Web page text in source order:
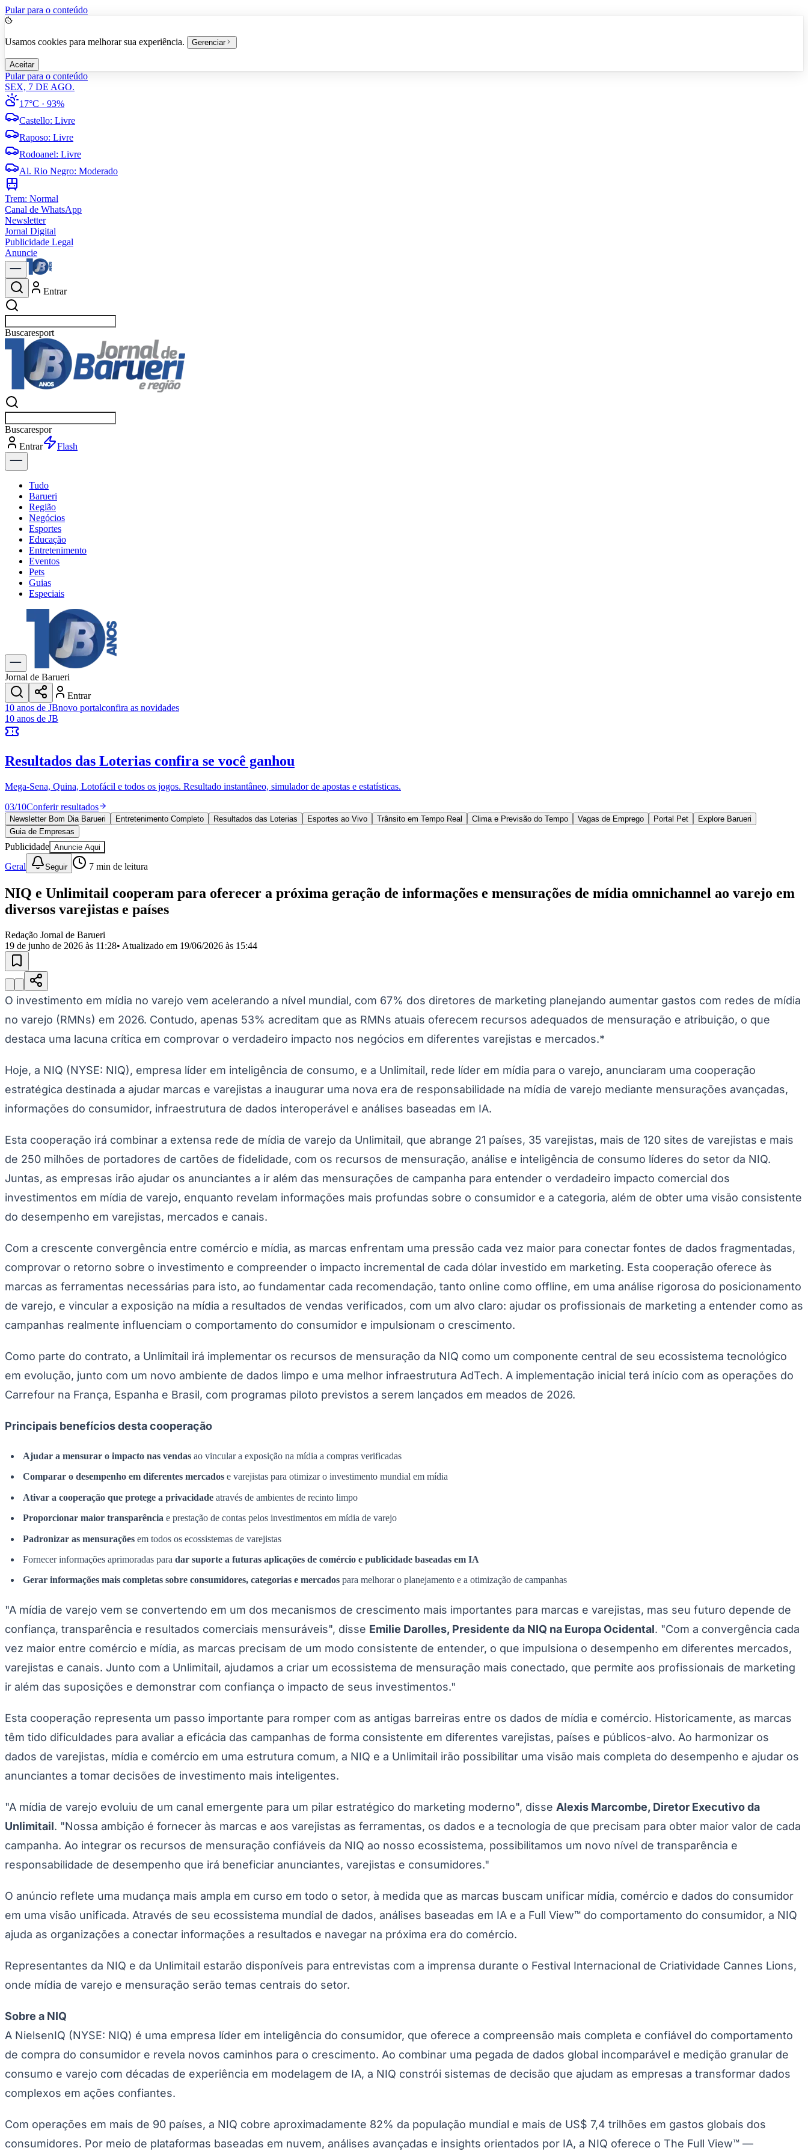
Pular para o conteúdo
Usamos cookies para melhorar sua experiência. Gerenciar
Aceitar
Pular para o conteúdo
SEX, 7 DE AGO.
17°C · 93%
Castello: Livre
Raposo: Livre
Rodoanel: Livre
Al. Rio Negro: Moderado
Trem: Normal
Canal de WhatsApp
Newsletter
Jornal Digital
Publicidade Legal
Anuncie
Entrar
Buscaresportes
Buscaresportes
Entrar
Flash
Tudo
Barueri
Região
Negócios
Esportes
Educação
Entretenimento
Eventos
Pets
Guias
Especiais
Explore Tudo
Últimas Notícias
Previsão do Tempo
Trânsito e Rotas
Dia a Dia & Lazer
Transportes
Gastronomia
Cinema & Shows
JogosNovo
Anuncie no Portal
Cadastrar Empresa
Divulgar Vagas Novo
Publicidade Legal
Política
Eleições
Esportes
Saúde
Segurança
Cultura
Obras
Educação
Selecione sua regiãoPara notícias da sua região
Aldeia Aldeia da Serra
Militar
Itapevi
CristinaJardim Maria HelenaJardim MutingaJardim ParaísoJardim PaulistaJardim Reginalice Jardim São LuísJardim São PedroJardim São SilvestreJardim SilveiraJardim Tupã Jardim TupanciMutingaNova
Parque Imperial Pirapora do Bom Jesus Santana de Parnaíba Silveira Vale do Sol
CondeVila Engenho NovoVila MárciaVila Nossa Sra. da EscadaVila PortoVotupoca
Divulgar VagasNovo
Publicidade Legal
Negócios Regionais
Turismo
Hospitais Estaduais
Parques & Represas
Santana de ParnaíbaOsascoCarapicuíbaJandiraItapeviCotiaPirapora do Bom JesusAraçariguamaCajamar CaieirasFranco da RochaFrancisco MoratoTaboão da SerraEmbu das ArtesSão Roque
Guia de Empresas
Hub de Negócios
Guia Comercial
Selo Verificado
Portal Educacional
Vagas de Emprego
Panorama Econômico
Para Sua Empresa
Anuncie no Portal
Anunciar VagasNovo
Publicidade Legal
NBA
NFL
Fórmula 1
UFC
Tênis (ATP)
NHL
Vôlei
Paulistão
Copa do Brasil
Libertadores
Sul-Americana
Copa América
Champions League
Premier League
La Liga
Corinthians Palmeiras
Jornal de Barueri
Entrar
10 anos de JBnovo portalconfira as novidades
10 anos de JB
Resultados das Loterias confira se você ganhou
Mega-Sena, Quina, Lotofácil e todos os jogos. Resultado instantâneo, simulador de apostas e estatísticas.
03/10Conferir resultados
Newsletter Bom Dia Barueri Entretenimento Completo Resultados das Loterias Esportes ao Vivo Trânsito em Tempo Real Clima e Previsão do Tempo Vagas de Emprego Portal Pet
Explore Barueri
Guia de Empresas
Publicidade Anuncie Aqui
Geral Seguir 7 min de leitura
NIQ e Unlimitail cooperam para oferecer a próxima geração de informações e mensurações de mídia omnichannel ao varejo em
diversos varejistas e países
Redação Jornal de Barueri
19 de junho de 2026 às 11:28• Atualizado em 19/06/2026 às 15:44
O investimento em mídia no varejo vem acelerando a nível mundial, com 67% dos diretores de marketing planejando aumentar gastos com redes de mídia
no varejo (RMNs) em 2026. Contudo, apenas 53% acreditam que as RMNs atuais oferecem recursos adequados de mensuração e atribuição, o que
destaca uma lacuna crítica em comprovar o verdadeiro impacto nos negócios em diferentes varejistas e mercados.*
Hoje, a NIQ (NYSE: NIQ), empresa líder em inteligência de consumo, e a Unlimitail, rede líder em mídia para o varejo, anunciaram uma cooperação
estratégica destinada a ajudar marcas e varejistas a inaugurar uma nova era de responsabilidade na mídia de varejo mediante mensurações avançadas,
informações do consumidor, infraestrutura de dados interoperável e análises baseadas em IA.
Esta cooperação irá combinar a extensa rede de mídia de varejo da Unlimitail, que abrange 21 países, 35 varejistas, mais de 120 sites de varejistas e mais
de 250 milhões de portadores de cartões de fidelidade, com os recursos de mensuração, análise e inteligência de consumo líderes do setor da NIQ.
Juntas, as empresas irão ajudar os anunciantes a ir além das mensurações de campanha para entender o verdadeiro impacto comercial dos
investimentos em mídia de varejo, enquanto revelam informações mais profundas sobre o consumidor e a categoria, além de obter uma visão consistente
do desempenho em varejistas, mercados e canais.
Com a crescente convergência entre comércio e mídia, as marcas enfrentam uma pressão cada vez maior para conectar fontes de dados fragmentadas,
comprovar o retorno sobre o investimento e compreender o impacto incremental de cada dólar investido em marketing. Esta cooperação oferece às
marcas as ferramentas necessárias para isto, ao fundamentar cada recomendação, tanto online como offline, em uma análise rigorosa do posicionamento
de varejo, e vincular a exposição na mídia a resultados de vendas verificados, com um alvo claro: ajudar os profissionais de marketing a entender como as
campanhas realmente influenciam o comportamento do consumidor e impulsionam o crescimento.
Como parte do contrato, a Unlimitail irá implementar os recursos de mensuração da NIQ como um componente central de seu ecossistema tecnológico
em evolução, junto com um novo ambiente de dados limpo e uma melhor infraestrutura AdTech. A implementação inicial terá início com as operações do
Carrefour na França, Espanha e Brasil, com programas piloto previstos a serem lançados em meados de 2026.
Principais benefícios desta cooperação
Ajudar a mensurar o impacto nas vendasao vincular a exposição na mídia a compras verificadas
Comparar o desempenho em diferentes mercadose varejistas para otimizar o investimento mundial em mídia
Ativar a cooperação que protege a privacidadeatravés de ambientes de recinto limpo
Proporcionar maior transparência e prestação de contas pelos investimentos em mídia de varejo
Padronizar as mensuraçõesem todos os ecossistemas de varejistas
Fornecer informações aprimoradas para dar suporte a futuras aplicações de comércio e publicidade baseadas em IA
Gerar informações mais completas sobre consumidores, categorias e mercadospara melhorar o planejamento e a otimização de campanhas
"A mídia de varejo vem se convertendo em um dos mecanismos de crescimento mais importantes para marcas e varejistas, mas seu futuro depende de
confiança, transparência e resultados comerciais mensuráveis", disse Emilie Darolles, Presidente da NIQ na Europa Ocidental. "Com a convergência cada
vez maior entre comércio e mídia, as marcas precisam de um modo consistente de entender, o que impulsiona o desempenho em diferentes mercados,
varejistas e canais. Junto com a Unlimitail, ajudamos a criar um ecossistema de mensuração mais conectado, que permite aos profissionais de marketing
ir além das suposições e demonstrar com confiança o impacto de seus investimentos."
Esta cooperação representa um passo importante para romper com as antigas barreiras entre os dados de mídia e comércio. Historicamente, as marcas
têm tido dificuldades para avaliar a eficácia das campanhas de forma consistente em diferentes varejistas, países e públicos-alvo. Ao harmonizar os
dados de varejistas, mídia e comércio em uma estrutura comum, a NIQ e a Unlimitail irão possibilitar uma visão mais completa do desempenho e ajudar os
anunciantes a tomar decisões de investimento mais inteligentes.
"A mídia de varejo evoluiu de um canal emergente para um pilar estratégico do marketing moderno", disse Alexis Marcombe, Diretor Executivo da
Unlimitail. "Nossa ambição é fornecer às marcas e aos varejistas as ferramentas, os dados e a tecnologia de que precisam para obter maior valor de cada
campanha. Ao integrar os recursos de mensuração confiáveis ​​da NIQ ao nosso ecossistema, possibilitamos um novo nível de transparência e
responsabilidade de desempenho que irá beneficiar anunciantes, varejistas e consumidores."
O anúncio reflete uma mudança mais ampla em curso em todo o setor, à medida que as marcas buscam unificar mídia, comércio e dados do consumidor
em uma visão unificada. Através de seu ecossistema mundial de dados, análises baseadas em IA e a Full View™ do comportamento do consumidor, a NIQ
ajuda as organizações a conectar informações a resultados e navegar na próxima era do comércio.
Representantes da NIQ e da Unlimitail estarão disponíveis para entrevistas com a imprensa durante o Festival Internacional de Criatividade Cannes Lions,
onde mídia de varejo e mensuração serão temas centrais do setor.
Sobre a NIQ
A NielsenIQ (NYSE: NIQ) é uma empresa líder em inteligência do consumidor, que oferece a compreensão mais completa e confiável do comportamento
de compra do consumidor e revela novos caminhos para o crescimento. Ao combinar uma pegada de dados global incomparável e medição granular de
consumo e varejo com décadas de experiência em modelagem de IA, a NIQ constrói sistemas de decisão que ajudam as empresas a transformar dados
complexos em ações confiantes.
Com operações em mais de 90 países, a NIQ cobre aproximadamente 82% da população mundial e mais de US$ 7,4 trilhões em gastos globais dos
consumidores. Por meio de plataformas baseadas em nuvem, análises avançadas e insights orientados por IA, a NIQ oferece o The Full View™ —